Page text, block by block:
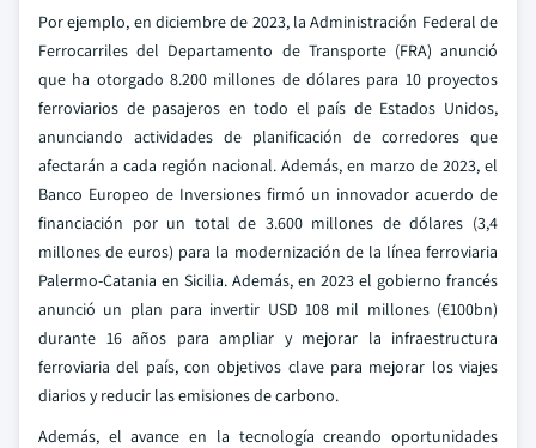
Por ejemplo, en diciembre de 2023, la Administración Federal de
Ferrocarriles del Departamento de Transporte (FRA) anunció
que ha otorgado 8.200 millones de dólares para 10 proyectos
ferroviarios de pasajeros en todo el país de Estados Unidos,
anunciando actividades de planificación de corredores que
afectarán a cada región nacional. Además, en marzo de 2023, el
Banco Europeo de Inversiones firmó un innovador acuerdo de
financiación por un total de 3.600 millones de dólares (3,4
millones de euros) para la modernización de la línea ferroviaria
Palermo-Catania en Sicilia. Además, en 2023 el gobierno francés
anunció un plan para invertir USD 108 mil millones (€100bn)
durante 16 años para ampliar y mejorar la infraestructura
ferroviaria del país, con objetivos clave para mejorar los viajes
diarios y reducir las emisiones de carbono.
Además, el avance en la tecnología creando oportunidades